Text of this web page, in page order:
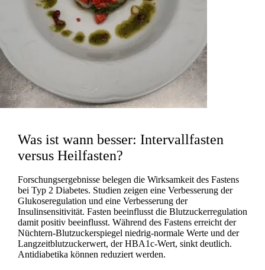
Was ist wann besser: Intervallfasten
versus Heilfasten?
Forschungsergebnisse belegen die Wirksamkeit des Fastens
bei Typ 2 Diabetes. Studien zeigen eine Verbesserung der
Glukoseregulation und eine Verbesserung der
Insulinsensitivität. Fasten beeinflusst die Blutzuckerregulation
damit positiv beeinflusst. Während des Fastens erreicht der
Nüchtern-Blutzuckerspiegel niedrig-normale Werte und der
Langzeitblutzuckerwert, der HBA1c-Wert, sinkt deutlich.
Antidiabetika können reduziert werden.